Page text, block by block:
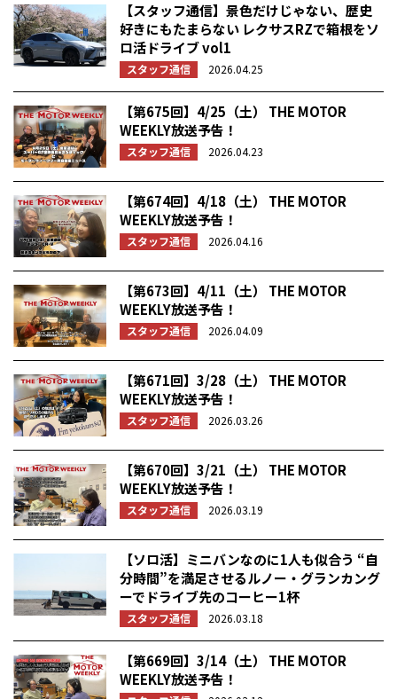
【スタッフ通信】景色だけじゃない、歴史
好きにもたまらない レクサスRZで箱根をソ
ロ活ドライブ vol1
スタッフ通信 2026.04.25
【第675回】4/25（土） THE MOTOR
WEEKLY放送予告！
スタッフ通信 2026.04.23
【第674回】4/18（土） THE MOTOR
WEEKLY放送予告！
スタッフ通信 2026.04.16
【第673回】4/11（土） THE MOTOR
WEEKLY放送予告！
スタッフ通信 2026.04.09
【第671回】3/28（土） THE MOTOR
WEEKLY放送予告！
スタッフ通信 2026.03.26
【第670回】3/21（土） THE MOTOR
WEEKLY放送予告！
スタッフ通信 2026.03.19
【ソロ活】ミニバンなのに1人も似合う “自
分時間”を満足させるルノー・グランカング
ーでドライブ先のコーヒー1杯
スタッフ通信 2026.03.18
【第669回】3/14（土） THE MOTOR
WEEKLY放送予告！